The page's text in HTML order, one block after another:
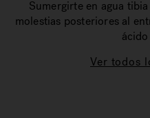
Sumergirte en agua
molestias posteriores al
Ver todos